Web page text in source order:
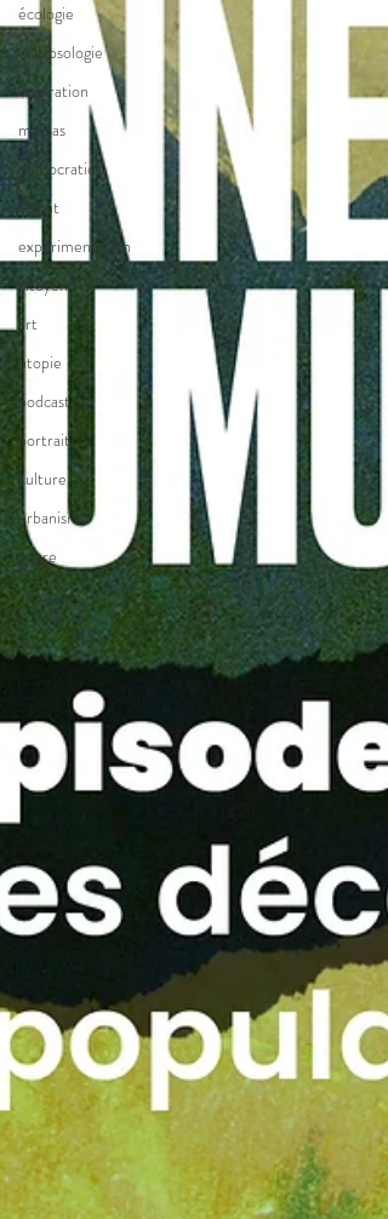
écologie
collapsologie
inspiration
médias
démocratie
climat
expérimentation
citoyens
art
utopie
podcast
portrait
culture
urbanisme
genre